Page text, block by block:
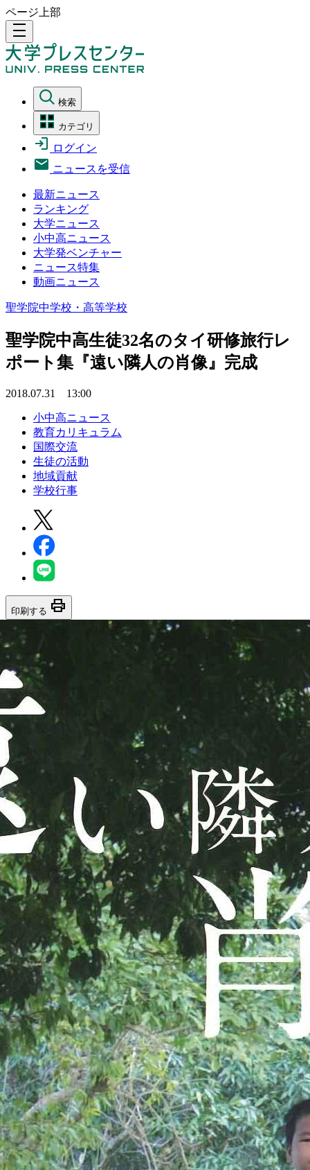
ページ上部
density_medium
検索
カテゴリ
ログイン
ニュースを受信
最新ニュース
ランキング
大学ニュース
小中高ニュース
大学発ベンチャー
ニュース特集
動画ニュース
聖学院中学校・高等学校
聖学院中高生徒32名のタイ研修旅行レ
ポート集『遠い隣人の肖像』完成
2018.07.31 13:00
小中高ニュース
教育カリキュラム
国際交流
生徒の活動
地域貢献
学校行事
印刷する print